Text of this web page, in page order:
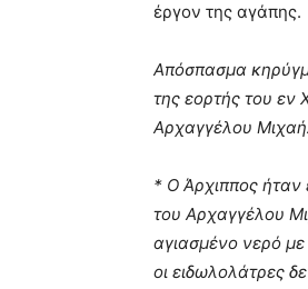
έργον της αγάπης.
Απόσπασμα
της εορτής του εν
Αρχαγγέλου
* Ο Άρχιππος ήταν
του Αρχαγγέλου
αγιασμένο νερό
οι ειδωλολάτρες